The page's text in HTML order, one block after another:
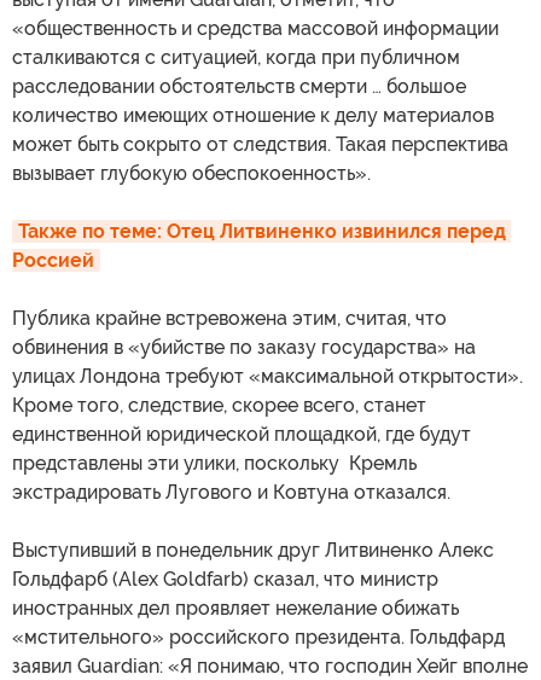
«общественность и средства массовой информации
сталкиваются с ситуацией, когда при публичном
расследовании обстоятельств смерти … большое
количество имеющих отношение к делу материалов
может быть сокрыто от следствия. Такая перспектива
вызывает глубокую обеспокоенность».
Также по теме: Отец Литвиненко извинился перед
Россией
Публика крайне встревожена этим, считая, что
обвинения в «убийстве по заказу государства» на
улицах Лондона требуют «максимальной открытости».
Кроме того, следствие, скорее всего, станет
единственной юридической площадкой, где будут
представлены эти улики, поскольку Кремль
экстрадировать Лугового и Ковтуна отказался.
Выступивший в понедельник друг Литвиненко Алекс
Гольдфарб (Alex Goldfarb) сказал, что министр
иностранных дел проявляет нежелание обижать
«мстительного» российского президента. Гольдфард
заявил Guardian: «Я понимаю, что господин Хейг вполне